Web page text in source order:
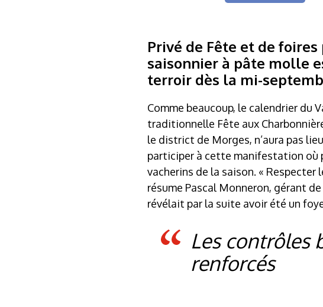
Privé de Fête et de
saisonnier à pâte molle
terroir dès la mi-
Comme beaucoup, le calendrier du
traditionnelle Fête aux
le district de Morges, n’aura pas
participer à cette manifestation où
vacherins de la saison. «
résume Pascal Monneron, gérant
révélait par la suite avoir été un
Les contrôles
renforcés